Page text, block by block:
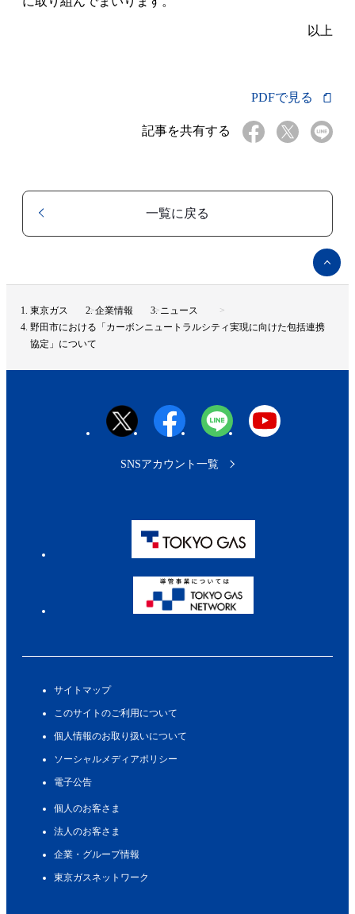
以上
PDFで見る
記事を共有する
一覧に戻る
ペ
ー
ジ
ッ
東京ガス 企業情報
ニュース
野田市における「カーボンニュートラルシティ実現に向けた包括連携
協定」について
サイトマップ
このサイトのご利用について
個人情報のお取り扱いについて
ソーシャルメディアポリシー
電子公告
個人のお客さま
法人のお客さま
企業・グループ情報
東京ガスネットワーク
SNSアカウント一覧